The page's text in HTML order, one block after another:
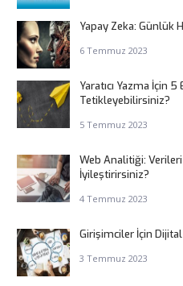
Yapay Zeka: Günlük
6 Temmuz 2023
Yaratıcı Yazma İçin 5
Tetikleyebilirsiniz?
5 Temmuz 2023
Web Analitiği: Verileri
İyileştirirsiniz?
4 Temmuz 2023
Girişimciler İçin
3 Temmuz 2023